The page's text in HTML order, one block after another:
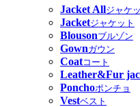
Jacket Allジャケ
Jacketジャケット
Blousonブルゾン
Gownガウン
Coatコート
Leather&Fur
Ponchoポンチョ
Vestベスト